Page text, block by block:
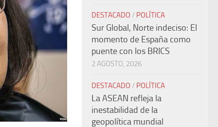
DESTACADO / POLÍTICA
Sur Global, Norte indeciso: El
momento de España como
puente con los BRICS
2 AGOSTO, 2026
DESTACADO / POLÍTICA
La ASEAN refleja la
inestabilidad de la
geopolítica mundial